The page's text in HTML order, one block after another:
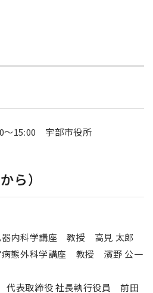
～15:00 宇部市役所
ら）
器内科学講座 教授 高見 太郎
病態外科学講座 教授 濱野 公一
代表取締役 社長執行役員 前田